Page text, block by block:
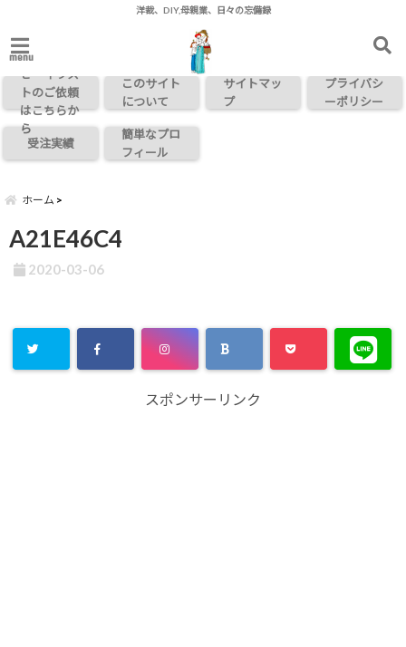
洋裁、DIY,母親業、日々の忘備録
menuお問い合わ
せ・イラス
トのご依頼
はこちらか
ら
このサイト
について
サイトマッ
プ
プライバシ
ーポリシー
受注実績
簡単なプロ
フィール
ホーム
A21E46C4
2020-03-06
スポンサーリンク